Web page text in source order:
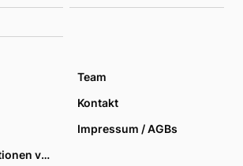
Team
Kontakt
Impressum / AGBs
Datenschutzoptionen verwalten